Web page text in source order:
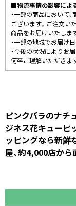
■物流事情の影響によ
・一部の商品において
ございます。ご注文い
商品をお届けいたしま
・一部の地域でお届け
・今後の状況によりお
何卒ご理解いただきま
ピンクバラのナチ
ジネス花キューピ
ッピングなら新鮮
屋、約4,000店から